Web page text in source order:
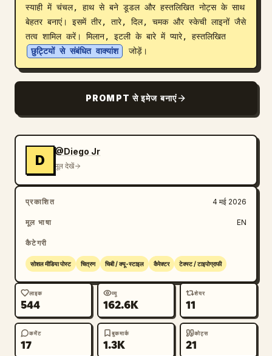
स्याही में चंचल, हाथ से बने डूडल और हस्तलिखित नोट्स के साथ
बेहतर बनाएं। इसमें तीर, तारे, दिल, चमक और स्केची लाइनों जैसे
तत्व शामिल करें। मिलान, इटली के बारे में प्यारे, हस्तलिखित
छुट्टियों से संबंधित वाक्यांश
जोड़ें।
PROMPT से इमेज बनाएं
D
@Diego Jr
मूल देखें
प्रकाशित 4 मई 2026
मूल भाषा EN
कैटेगरी
सोशल मीडिया पोस्ट चित्रण चिबी / क्यू-स्टाइल कैरेक्टर टेक्स्ट / टाइपोग्राफी
लाइक
544
व्यू
162.6K
शेयर
11
कमेंट
17
बुकमार्क
1.3K
कोट्स
21